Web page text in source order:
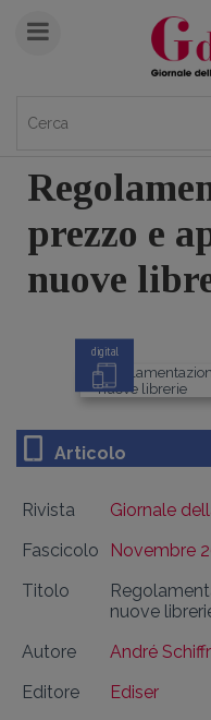
prezzo e
nuove
digital
Articolo
Rivista
Giornale
Fascicolo
Novembre
Titolo
nuove
Autore
André
Editore
Ediser